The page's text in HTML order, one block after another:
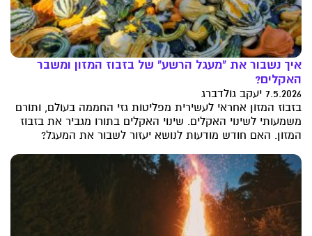
איך נשבור את "מעגל הרשע" של בזבוז המזון ומשבר
האקלים?
7.5.2026 יעקב גולדברג
בזבוז המזון אחראי לעשירית מפליטות גזי החממה בעולם, ותורם
משמעותי לשינוי האקלים. שינוי האקלים בתורו מגביר את בזבוז
המזון. האם חודש מודעות לנושא יעזור לשבור את המעגל?